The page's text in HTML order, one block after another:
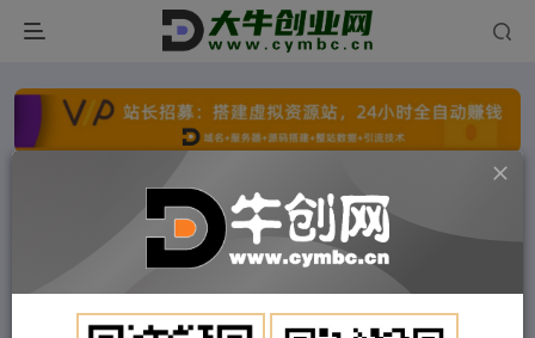
点击开通分站+ 每日收入300+
文字广告火爆招租 文字广告火爆招租
文字广告火爆招租